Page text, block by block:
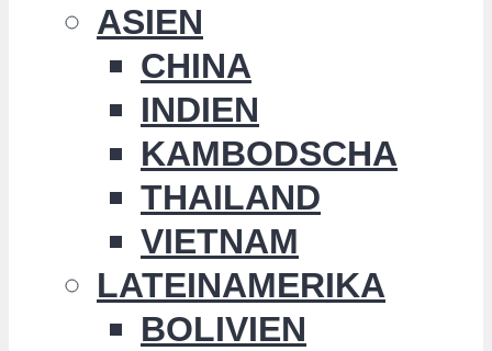
ASIEN
CHINA
INDIEN
KAMBODSCHA
THAILAND
VIETNAM
LATEINAMERIKA
BOLIVIEN